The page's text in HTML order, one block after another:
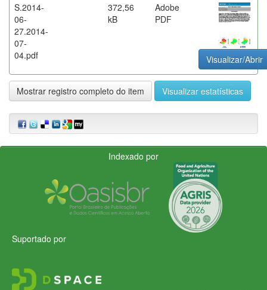
S.2014-
06-
27.2014-
07-
04.pdf
372,56
kB
Adobe
PDF
Visualizar/Abrir
Mostrar registro completo do item Visualizar estatísticas
Indexado por
Suportado por